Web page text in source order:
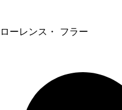
ローレンス・ フラー